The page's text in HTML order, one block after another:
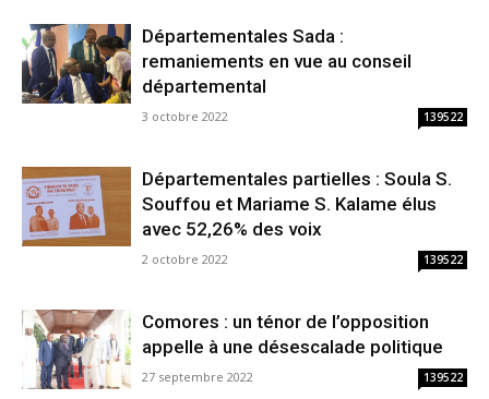
Départementales Sada :
remaniements en vue au conseil
départemental
3 octobre 2022 139522
Départementales partielles : Soula S.
Souffou et Mariame S. Kalame élus
avec 52,26% des voix
2 octobre 2022 139522
Comores : un ténor de l’opposition
appelle à une désescalade politique
27 septembre 2022 139522